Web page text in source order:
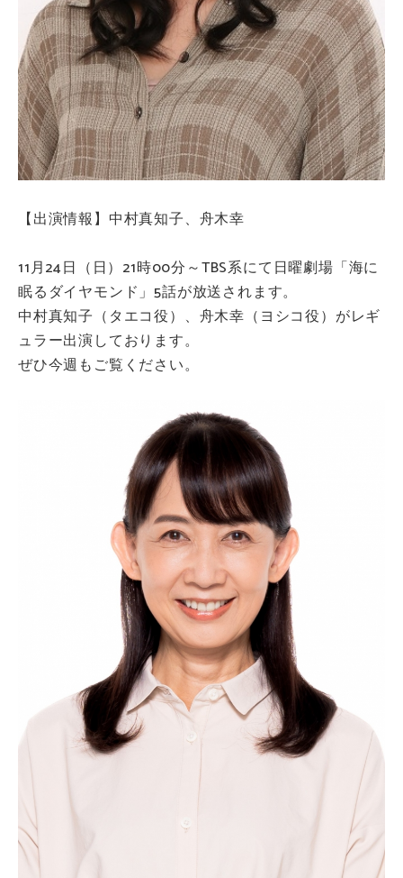
【出演情報】中村真知子、舟木幸
11月24日（日）21時00分～TBS系にて日曜劇場「海に
眠るダイヤモンド」5話が放送されます。
中村真知子（タエコ役）、舟木幸（ヨシコ役）がレギ
ュラー出演しております。
ぜひ今週もご覧ください。